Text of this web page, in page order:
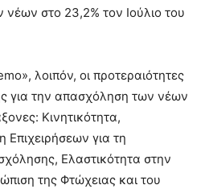
στο 23,2% τον Ιούλιο του
λοιπόν, οι προτεραιότητες
για την απασχόληση των νέων
Κινητικότητα,
Επιχειρήσεων για τη
Ελαστικότητα στην
της Φτώχειας και του